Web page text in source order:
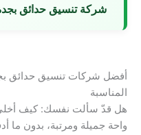
شركة تنسيق حدائق
أفضل شركات تنسيق حدائق
المناسبة
هل قدّ سألت نفسك: كيف أخلي
واحة جميلة ومرتبة، بدون ما